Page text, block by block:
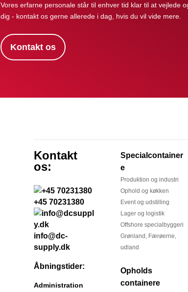
Vores erfarne personale står til enhver tid klar til at vejlede
dig - kontakt os gerne allerede i dag, hvis du vil vide mere.
Kontakt os
Kontakt
os:
+45 70231380
info@dc-
supply.dk
Åbningstider:
Administration
Specialcontainer
e
Produktion og industri
Ophold og køkken
Event og udstilling
Lager og logistik
Offshore specialbyggeri
Grønland, Færøerne,
udland
Opholds
containere